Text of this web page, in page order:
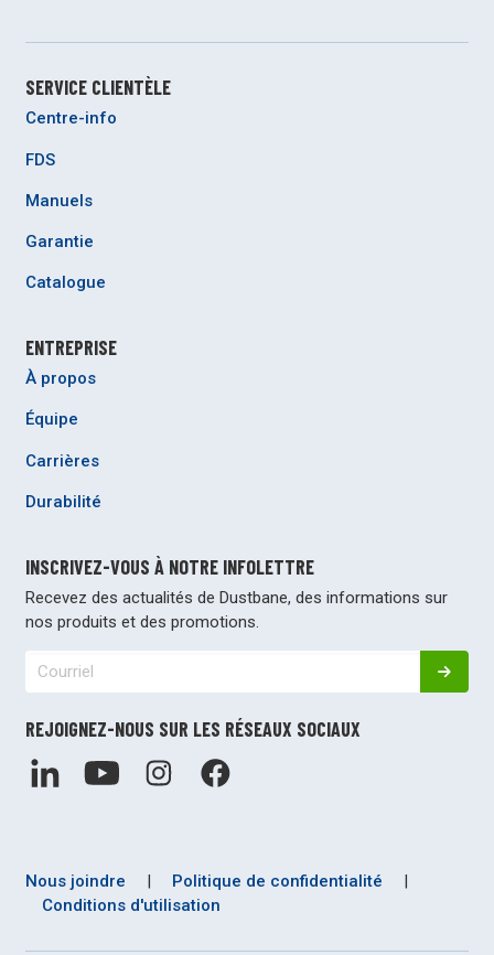
SERVICE CLIENTÈLE
Centre-info
FDS
Manuels
Garantie
Catalogue
ENTREPRISE
À propos
Équipe
Carrières
Durabilité
INSCRIVEZ-VOUS À NOTRE INFOLETTRE
Recevez des actualités de Dustbane, des informations sur
nos produits et des promotions.
REJOIGNEZ-NOUS SUR LES RÉSEAUX SOCIAUX
Nous joindre | Politique de confidentialité
|
Conditions d'utilisation